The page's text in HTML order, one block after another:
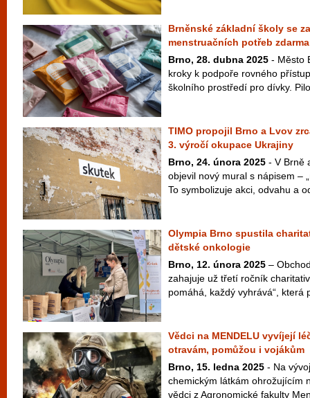
Brněnské základní školy se
menstruačních potřeb zdarma
Brno, 28. dubna 2025 - Město
kroky k podpoře rovného
školního prostředí pro dívky.
TIMO propojil Brno a Lvov
3. výročí okupace Ukrajiny
Brno, 24. února 2025 - V Brně
objevil nový mural s nápisem –
To symbolizuje akci, odvahu a
Olympia Brno spustila
dětské onkologie
Brno, 12. února 2025 –
zahajuje už třetí ročník
pomáhá, každý vyhrává“, která
Vědci na MENDELU vyvíjejí
otravám, pomůžou i vojákům
Brno, 15. ledna 2025 - Na
chemickým látkám ohrožujícím
vědci z Agronomické fakulty